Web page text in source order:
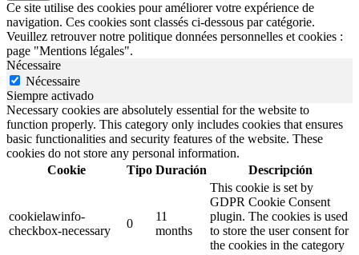
Ce site utilise des cookies pour améliorer votre expérience de
navigation. Ces cookies sont classés ci-dessous par catégorie.
Veuillez retrouver notre politique données personnelles et cookies :
page "Mentions légales".
Nécessaire
Nécessaire
Siempre activado
Necessary cookies are absolutely essential for the website to
function properly. This category only includes cookies that ensures
basic functionalities and security features of the website. These
cookies do not store any personal information.
Cookie
Tipo Duración Descripción
cookielawinfo-
checkbox-necessary
0
11
months
This cookie is set by
GDPR Cookie Consent
plugin. The cookies is used
to store the user consent for
the cookies in the category